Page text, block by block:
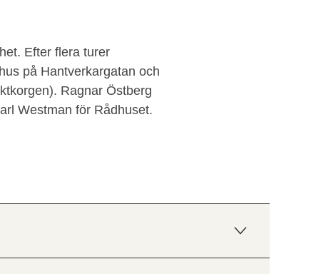
Efter flera turer
på Hantverkargatan och
Ragnar Östberg
Westman för Rådhuset.